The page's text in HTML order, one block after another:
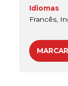
Idiomas
Francês,